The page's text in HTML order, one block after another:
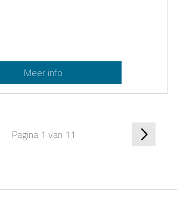
Meer info
Pagina 1 van 11